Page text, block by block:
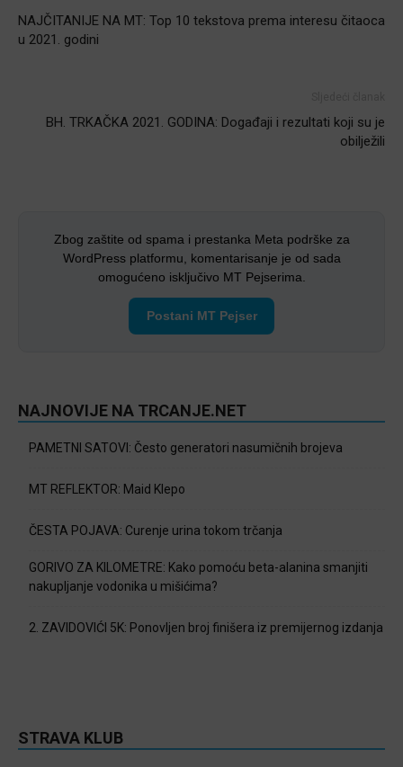
NAJČITANIJE NA MT: Top 10 tekstova prema interesu čitaoca
u 2021. godini
BH. TRKAČKA 2021. GODINA: Događaji i rezultati koji su je
obilježili
Zbog zaštite od spama i prestanka Meta podrške za
WordPress platformu, komentarisanje je od sada
omogućeno isključivo MT Pejserima.
Postani MT Pejser
NAJNOVIJE NA TRCANJE.NET
PAMETNI SATOVI: Često generatori nasumičnih brojeva
MT REFLEKTOR: Maid Klepo
ČESTA POJAVA: Curenje urina tokom trčanja
GORIVO ZA KILOMETRE: Kako pomoću beta-alanina smanjiti
nakupljanje vodonika u mišićima?
2. ZAVIDOVIĆI 5K: Ponovljen broj finišera iz premijernog izdanja
STRAVA KLUB